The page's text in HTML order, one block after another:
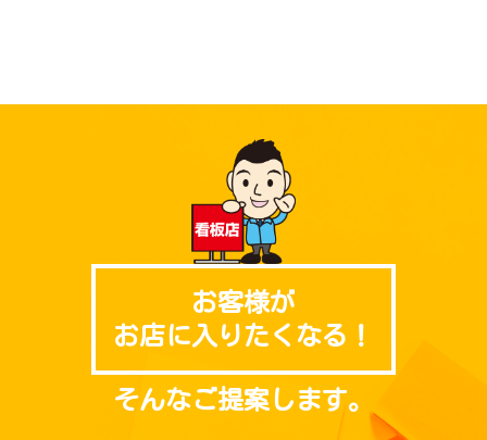
お客様が
お店に入りたくなる！
そんなご提案します。